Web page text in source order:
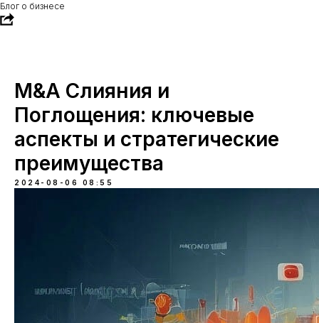
Блог о бизнесе
M&A Слияния и
Поглощения: ключевые
аспекты и стратегические
преимущества
2024-08-06 08:55